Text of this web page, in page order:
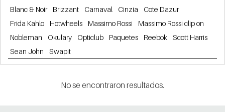
Blanc & Noir
Brizzant Carnaval Cinzia
Cote Dazur
Frida Kahlo
Hotwheels Massimo Rossi
Massimo Rossi clip on
Nobleman
Okulary Opticlub Paquetes Reebok
Scott Harris
Sean John
Swapit
No se encontraron resultados.